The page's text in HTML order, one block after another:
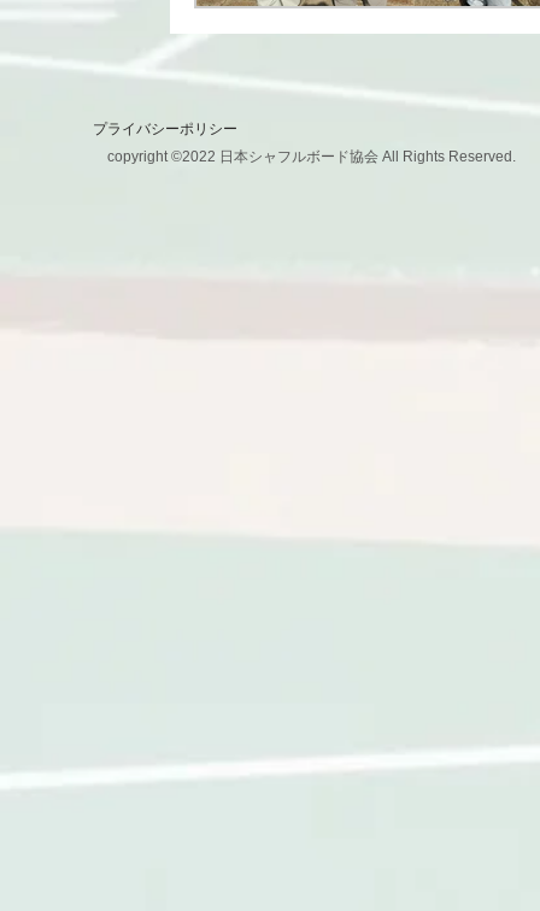
プライバシーポリシー
copyright ©2022 日本シャフルボード協会 All Rights Reserved.